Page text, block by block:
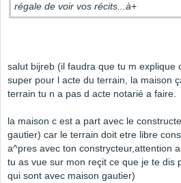
régale de voir vos récits...à+
salut bijreb (il faudra que tu m explique
super pour l acte du terrain, la maison
terrain tu n a pas d acte notarié a faire.
la maison c est a part avec le
gautier) car le terrain doit etre libre
a^pres avec ton constrycteur,attention
tu as vue sur mon reçit ce que je te dis
qui sont avec maison gautier)